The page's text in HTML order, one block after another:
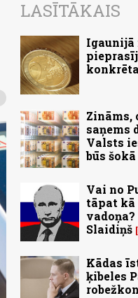
LASĪTĀKAIS
Igaunijā
Zināms,
saņems
Valsts
būs šokā
Vai no
tāpat kā
Slaidiņš
Kādas
ķibeles